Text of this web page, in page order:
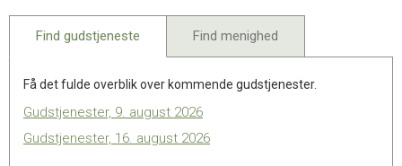
virtuelt
2025
Find gudstjeneste Find menighed
Få det fulde overblik over kommende gudstjenester.
Gudstjenester, 9. august 2026
Gudstjenester, 16. august 2026